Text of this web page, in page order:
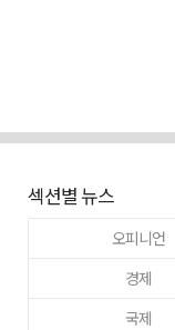
섹션별 뉴스
오피니언
경제
국제